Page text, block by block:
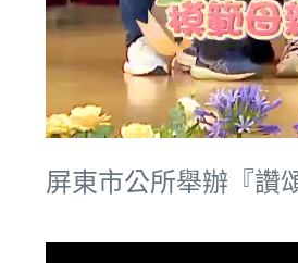
屏東市公所舉辦『讚